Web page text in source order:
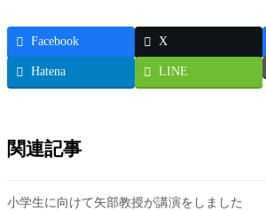
Facebook X
Hatena LINE
関連記事
小学生に向けて矢部教授が講演をしました